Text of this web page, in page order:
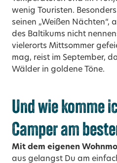
wenig Touristen.
seinen „Weißen Nächten“,
des Baltikums nicht
vielerorts Mittsommer
mag, reist im September,
Wälder in goldene Töne.
Und wie komme
Camper am
Mit dem eigenen
aus gelangst Du am